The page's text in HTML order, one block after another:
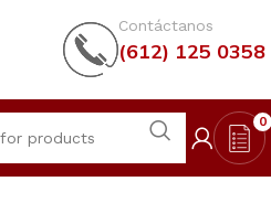
Contáctanos
(612) 125 0358
0